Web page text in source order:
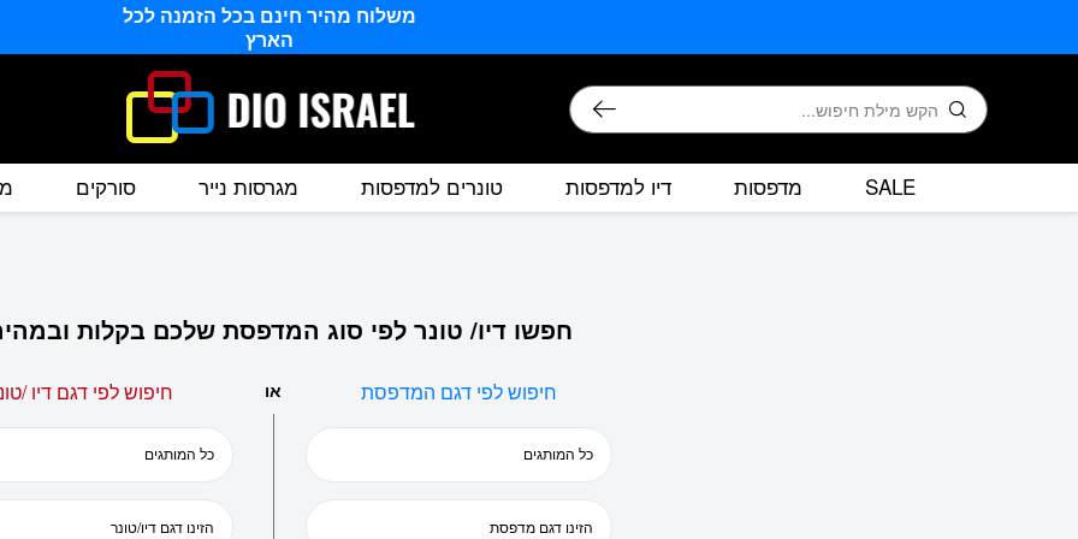
משלוח מהיר חינם בכל הזמנה לכל
הארץ
חיפוש
SALE מדפסות דיו למדפסות טונרים למדפסות מגרסות נייר סורקים
חפשו דיו/ טונר לפי סוג המדפסת שלכם בקלות
חיפוש לפי דגם המדפסת או חיפוש לפי דגם דיו /